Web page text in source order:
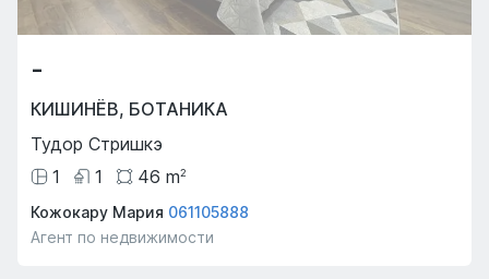
-
КИШИНЁВ, БОТАНИКА
Тудор Стришкэ
1
1 46 m2
Кожокару Мария 061105888
Агент по недвижимости